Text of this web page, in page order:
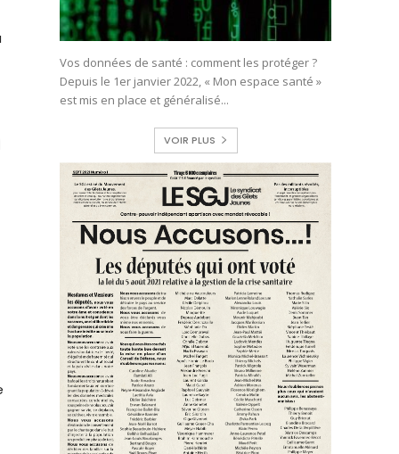
Vos données de santé : comment les protéger ?
Depuis le 1er janvier 2022, « Mon espace santé »
est mis en place et généralisé...
VOIR PLUS